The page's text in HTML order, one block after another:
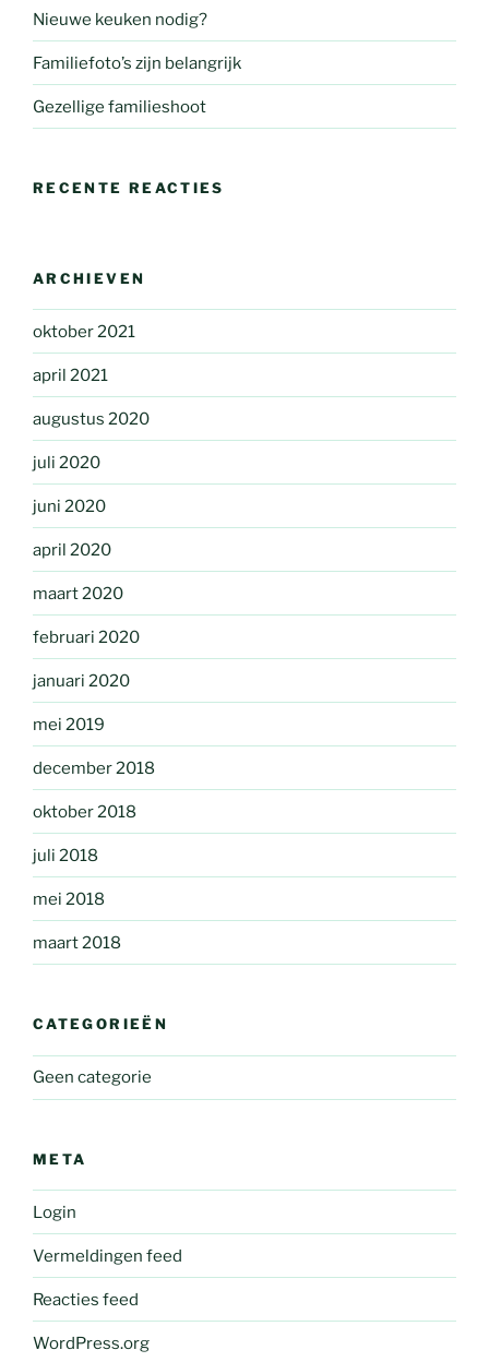
Nieuwe keuken nodig?
Familiefoto’s zijn belangrijk
Gezellige familieshoot
RECENTE REACTIES
ARCHIEVEN
oktober 2021
april 2021
augustus 2020
juli 2020
juni 2020
april 2020
maart 2020
februari 2020
januari 2020
mei 2019
december 2018
oktober 2018
juli 2018
mei 2018
maart 2018
CATEGORIEËN
Geen categorie
META
Login
Vermeldingen feed
Reacties feed
WordPress.org